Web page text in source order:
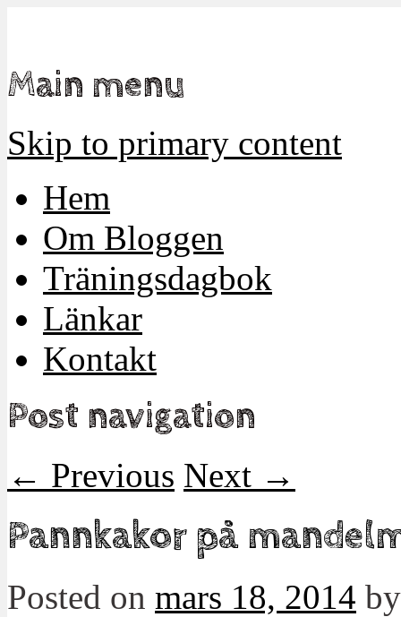
Main menu
Skip to primary content
Hem
Om Bloggen
Träningsdagbok
Länkar
Kontakt
Post navigation
← Previous Next →
Pannkakor på
Posted on mars 18, 2014